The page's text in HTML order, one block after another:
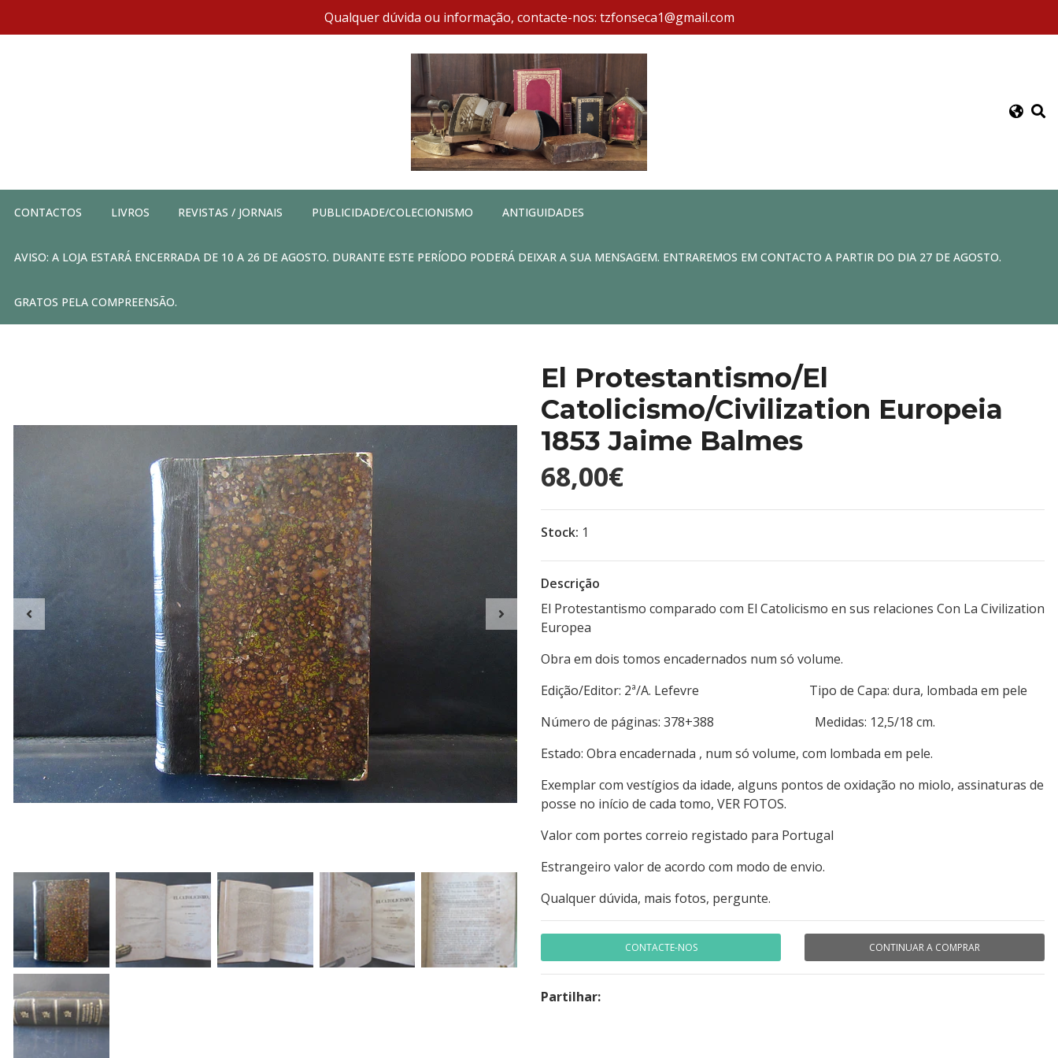
Qualquer dúvida ou informação, contacte-nos: tzfonseca1@gmail.com
CONTACTOS LIVROS REVISTAS / JORNAIS PUBLICIDADE/COLECIONISMO ANTIGUIDADES
AVISO: A LOJA ESTARÁ ENCERRADA DE 10 A 26 DE AGOSTO. DURANTE ESTE PERÍODO PODERÁ DEIXAR A SUA MENSAGEM. ENTRAREMOS EM CONTACTO A PARTIR DO DIA 27 DE AGOSTO.
GRATOS PELA COMPREENSÃO.
El Protestantismo/El
Catolicismo/Civilization Europeia
1853 Jaime Balmes
68,00€
Stock: 1
Descrição
El Protestantismo comparado com El Catolicismo en sus relaciones Con La Civilization
Europea
Obra em dois tomos encadernados num só volume.
Edição/Editor: 2ª/A. Lefevre Tipo de Capa: dura, lombada em pele
Número de páginas: 378+388 Medidas: 12,5/18 cm.
Estado: Obra encadernada , num só volume, com lombada em pele.
Exemplar com vestígios da idade, alguns pontos de oxidação no miolo, assinaturas de
posse no início de cada tomo, VER FOTOS.
Valor com portes correio registado para Portugal
Estrangeiro valor de acordo com modo de envio.
Qualquer dúvida, mais fotos, pergunte.
CONTACTE-NOS CONTINUAR A COMPRAR
Partilhar: